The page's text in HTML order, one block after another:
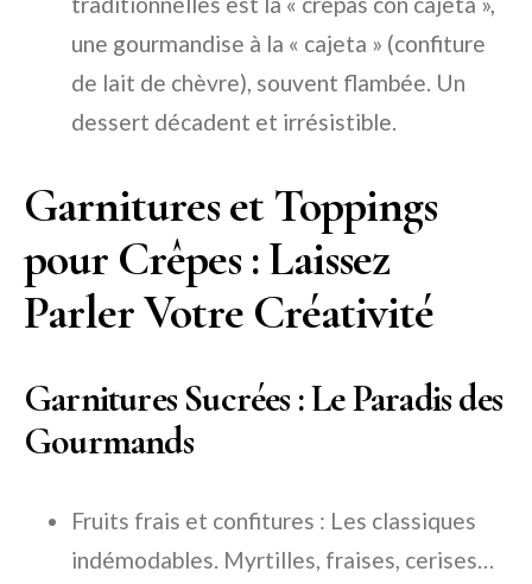
une gourmandise à la « cajeta » (confiture
de lait de chèvre), souvent flambée. Un
dessert décadent et irrésistible.
Garnitures et Toppings
pour Crêpes : Laissez
Parler Votre Créativité
Garnitures Sucrées : Le Paradis des
Gourmands
Fruits frais et confitures : Les classiques
indémodables. Myrtilles, fraises, cerises…